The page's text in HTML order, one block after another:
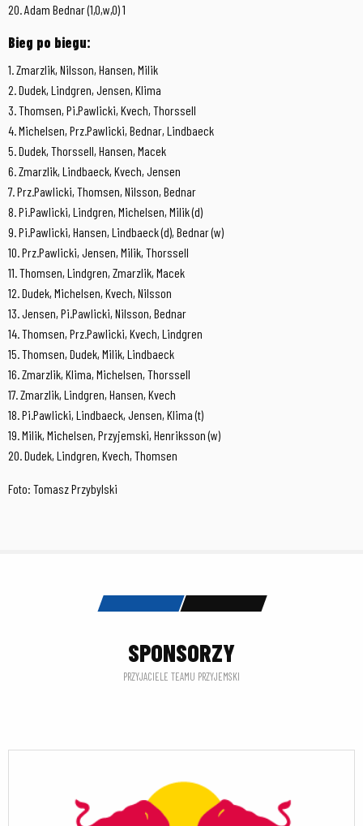
20. Adam Bednar (1,0,w,0) 1
Bieg po biegu:
1. Zmarzlik, Nilsson, Hansen, Milik
2. Dudek, Lindgren, Jensen, Klima
3. Thomsen, Pi.Pawlicki, Kvech, Thorssell
4. Michelsen, Prz.Pawlicki, Bednar, Lindbaeck
5. Dudek, Thorssell, Hansen, Macek
6. Zmarzlik, Lindbaeck, Kvech, Jensen
7. Prz.Pawlicki, Thomsen, Nilsson, Bednar
8. Pi.Pawlicki, Lindgren, Michelsen, Milik (d)
9. Pi.Pawlicki, Hansen, Lindbaeck (d), Bednar (w)
10. Prz.Pawlicki, Jensen, Milik, Thorssell
11. Thomsen, Lindgren, Zmarzlik, Macek
12. Dudek, Michelsen, Kvech, Nilsson
13. Jensen, Pi.Pawlicki, Nilsson, Bednar
14. Thomsen, Prz.Pawlicki, Kvech, Lindgren
15. Thomsen, Dudek, Milik, Lindbaeck
16. Zmarzlik, Klima, Michelsen, Thorssell
17. Zmarzlik, Lindgren, Hansen, Kvech
18. Pi.Pawlicki, Lindbaeck, Jensen, Klima (t)
19. Milik, Michelsen, Przyjemski, Henriksson (w)
20. Dudek, Lindgren, Kvech, Thomsen
Foto: Tomasz Przybylski
SPONSORZY
PRZYJACIELE TEAMU PRZYJEMSKI